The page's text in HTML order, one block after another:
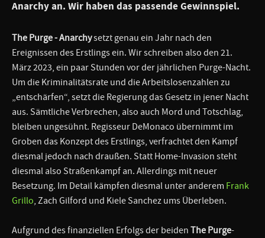
Anarchyan. Wir haben das passende Gewinnspiel.
The Purge - Anarchysetzt genau ein Jahr nach den
Ereignissen des Erstlings ein. Wir schreiben also den 21.
März 2023, ein paar Stunden vor der jährlichen Purge-Nacht.
Um die Kriminalitätsrate und die Arbeitslosenzahlen zu
„entschärfen“, setzt die Regierung das Gesetz in jener Nacht
aus. Sämtliche Verbrechen, also auch Mord und Totschlag,
bleiben ungesühnt. Regisseur DeMonaco übernimmt im
Groben das Konzept des Erstlings, verfrachtet den Kampf
diesmal jedoch nach draußen. Statt Home-Invasion steht
diesmal also Straßenkampf an. Allerdings mit neuer
Besetzung. Im Detail kämpfen diesmal unter anderem Frank
Grillo, Zach Gilford und Kiele Sanchez ums Überleben.
Aufgrund des finanziellen Erfolgs der beiden The Purge-